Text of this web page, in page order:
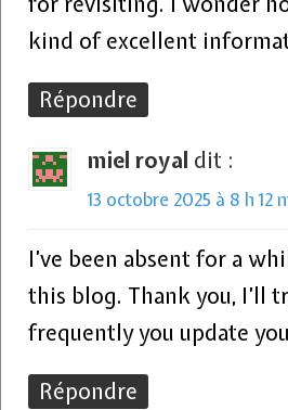
kind of excellent
Répondre
miel royal dit :
13 octobre 2025 à 8 h 12
I’ve been absent for a
this blog. Thank you, I’ll
frequently you update
Répondre